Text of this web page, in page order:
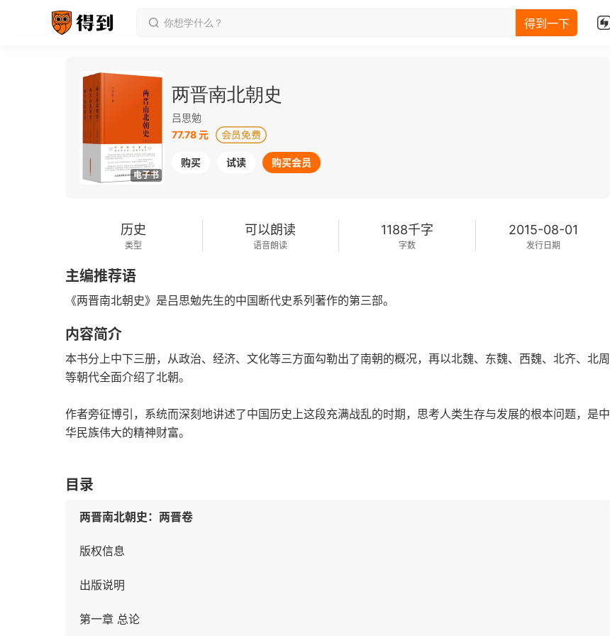
得到一下
电子书
两晋南北朝史
吕思勉
77.78 元
购买 试读 购买会员
历史
类型
可以朗读
语音朗读
1188千字
字数
2015-08-01
发行日期
主编推荐语
《两晋南北朝史》是吕思勉先生的中国断代史系列著作的第三部。
内容简介
本书分上中下三册，从政治、经济、文化等三方面勾勒出了南朝的概况，再以北魏、东魏、西魏、北齐、北周
等朝代全面介绍了北朝。
作者旁征博引，系统而深刻地讲述了中国历史上这段充满战乱的时期，思考人类生存与发展的根本问题，是中
华民族伟大的精神财富。
目录
两晋南北朝史：两晋卷
版权信息
出版说明
第一章 总论